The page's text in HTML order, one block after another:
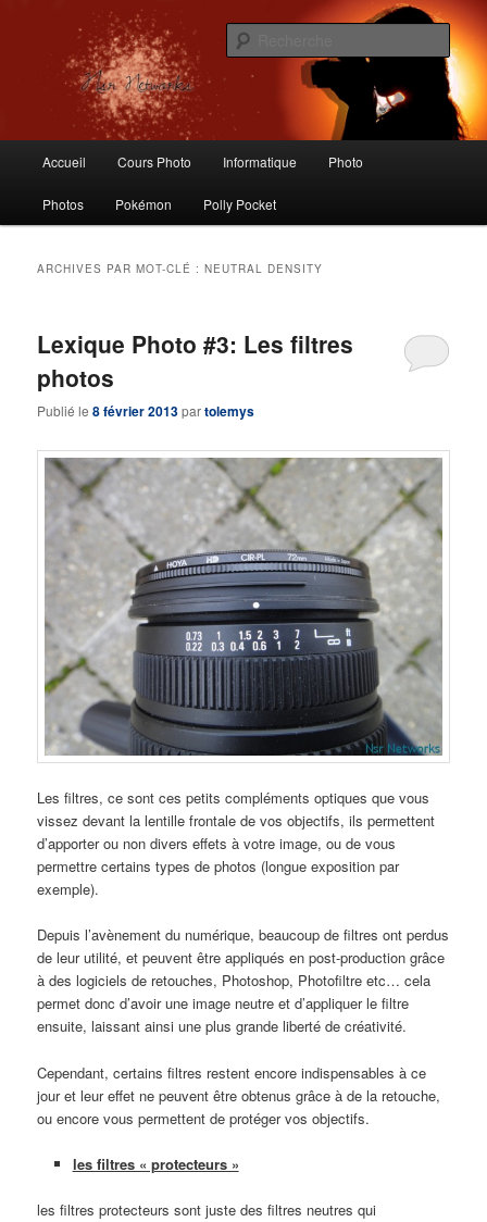
secondaireNsr Networks – Labo Ubuntu
Logiciels libres, Photographie, Informatique, Polly Pocket, Vintage Toys
principal
Accueil Cours Photo Informatique Photo
Photos Pokémon Polly Pocket
ARCHIVES PAR MOT-CLÉ :NEUTRAL DENSITY
Lexique Photo #3: Les filtres
photos
Publié le8 février 2013partolemys
Les filtres, ce sont ces petits compléments optiques que vous
vissez devant la lentille frontale de vos objectifs, ils permettent
d’apporter ou non divers effets à votre image, ou de vous
permettre certains types de photos (longue exposition par
exemple).
Depuis l’avènement du numérique, beaucoup de filtres ont perdus
de leur utilité, et peuvent être appliqués en post-production grâce
à des logiciels de retouches, Photoshop, Photofiltre etc… cela
permet donc d’avoir une image neutre et d’appliquer le filtre
ensuite, laissant ainsi une plus grande liberté de créativité.
Cependant, certains filtres restent encore indispensables à ce
jour et leur effet ne peuvent être obtenus grâce à de la retouche,
ou encore vous permettent de protéger vos objectifs.
les filtres « protecteurs »
les filtres protecteurs sont juste des filtres neutres qui